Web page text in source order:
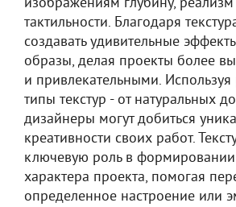
тактильности. Благодаря
создавать удивительные
образы, делая проекты более
и привлекательными.
типы текстур - от натуральных
дизайнеры могут добиться
креативности своих работ.
ключевую роль в формировании
характера проекта, помогая
определенное настроение или